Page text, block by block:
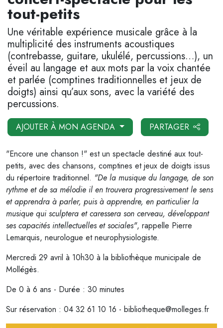
tout-petits
Une véritable expérience musicale grâce à la
multiplicité des instruments acoustiques
(contrebasse, guitare, ukulélé, percussions…), un
éveil au langage et aux mots par la voix chantée
et parlée (comptines traditionnelles et jeux de
doigts) ainsi qu’aux sons, avec la variété des
percussions.
AJOUTER À MON AGENDA PARTAGER
"Encore une chanson !" est un spectacle destiné aux tout-
petits, avec des chansons, comptines et jeux de doigts issus
du répertoire traditionnel. "De la musique du langage, de son
rythme et de sa mélodie il en trouvera progressivement le sens
et apprendra à parler, puis à apprendre, en particulier la
musique qui sculptera et caressera son cerveau, développant
ses capacités intellectuelles et sociales", rappelle Pierre
Lemarquis, neurologue et neurophysiologiste.
Mercredi 29 avril à 10h30 à la bibliothèque municipale de
Mollégès.
De 0 à 6 ans - Durée : 30 minutes
Sur réservation : 04 32 61 10 16 - bibliotheque@molleges.fr